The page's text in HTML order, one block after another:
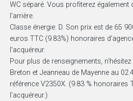
WC séparé. Vous profiterez
l'arrière.
Classe énergie: D. Son prix est de 65
euros TTC (9.83%) honoraires
l'acquéreur.
Pour plus de renseignements,
Breton et Jeanneau de Mayenne au
référence V2350X. (9.83 % honoraires
l'acquéreur.)